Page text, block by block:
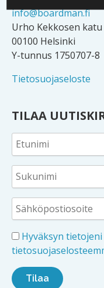
info@boardman.fi
Urho Kekkosen katu
00100 Helsinki
Y-tunnus 1750707-8
Tietosuojaseloste
TILAA
Hyväksyn